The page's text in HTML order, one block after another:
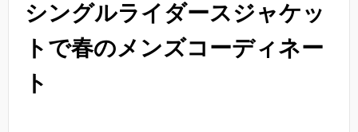
シングルライダースジャケッ
トで春のメンズコーディネー
ト